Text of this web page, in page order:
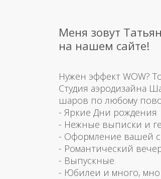
Меня зовут
на нашем сайте!
Нужен эффект WOW?
Студия аэродизайна
шаров по любому
- Яркие Дни рождения
- Нежные выписки и
- Оформление вашей
- Романтический
- Выпускные
- Юбилеи и много,